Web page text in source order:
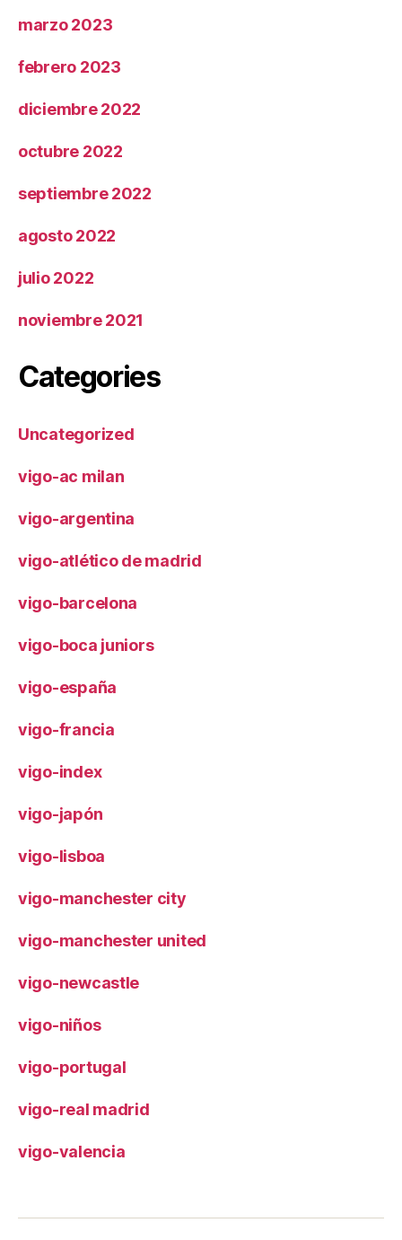
marzo 2023
febrero 2023
diciembre 2022
octubre 2022
septiembre 2022
agosto 2022
julio 2022
noviembre 2021
Categories
Uncategorized
vigo-ac milan
vigo-argentina
vigo-atlético de madrid
vigo-barcelona
vigo-boca juniors
vigo-españa
vigo-francia
vigo-index
vigo-japón
vigo-lisboa
vigo-manchester city
vigo-manchester united
vigo-newcastle
vigo-niños
vigo-portugal
vigo-real madrid
vigo-valencia